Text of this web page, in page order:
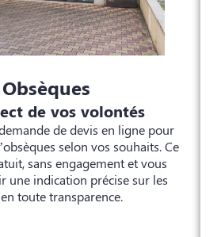
Obsèques
de vos volontés
de devis en ligne pour
selon vos souhaits. Ce
sans engagement et vous
une indication précise sur les
toute transparence.